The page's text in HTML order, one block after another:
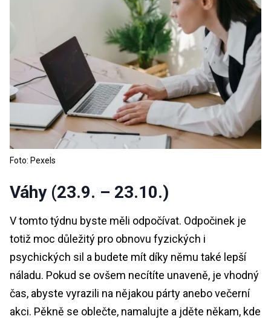
Foto: Pexels
Váhy (23.9. – 23.10.)
V tomto týdnu byste měli odpočívat. Odpočinek je
totiž moc důležitý pro obnovu fyzických i
psychických sil a budete mít díky němu také lepší
náladu. Pokud se ovšem necítíte unaveně, je vhodný
čas, abyste vyrazili na nějakou párty anebo večerní
akci. Pěkně se oblečte, namalujte a jděte někam, kde